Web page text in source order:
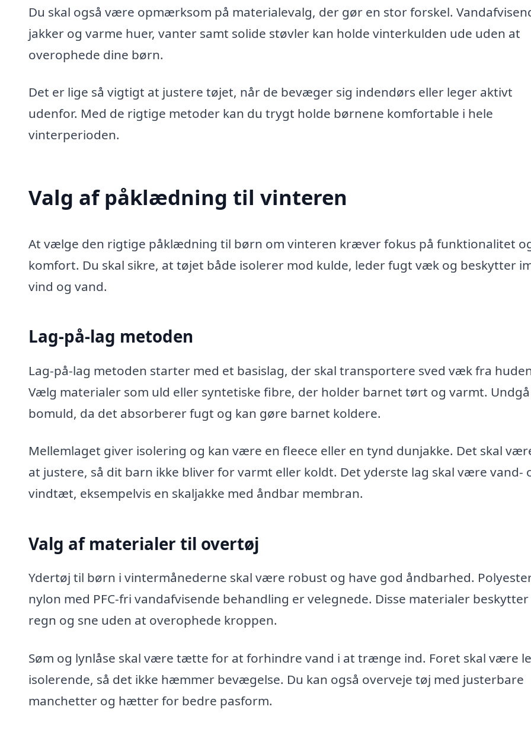
Du skal også være opmærksom på materialevalg, der gør en stor forskel.
jakker og varme huer, vanter samt solide støvler kan holde vinterkulden ude uden at
overophede dine børn.
Det er lige så vigtigt at justere tøjet, når de bevæger sig indendørs eller leger aktivt
udenfor. Med de rigtige metoder kan du trygt holde børnene komfortable i hele
vinterperioden.
Valg af påklædning til vinteren
At vælge den rigtige påklædning til børn om vinteren kræver fokus på funktionalitet
komfort. Du skal sikre, at tøjet både isolerer mod kulde, leder fugt væk og beskytter
vind og vand.
Lag-på-lag metoden
Lag-på-lag metoden starter med et basislag, der skal transportere sved væk fra
Vælg materialer som uld eller syntetiske fibre, der holder barnet tørt og varmt. Undgå
bomuld, da det absorberer fugt og kan gøre barnet koldere.
Mellemlaget giver isolering og kan være en fleece eller en tynd dunjakke. Det skal
at justere, så dit barn ikke bliver for varmt eller koldt. Det yderste lag skal være vand-
vindtæt, eksempelvis en skaljakke med åndbar membran.
Valg af materialer til overtøj
Ydertøj til børn i vintermånederne skal være robust og have god åndbarhed.
nylon med PFC-fri vandafvisende behandling er velegnede. Disse materialer
regn og sne uden at overophede kroppen.
Søm og lynlåse skal være tætte for at forhindre vand i at trænge ind. Foret skal være
isolerende, så det ikke hæmmer bevægelse. Du kan også overveje tøj med justerbare
manchetter og hætter for bedre pasform.